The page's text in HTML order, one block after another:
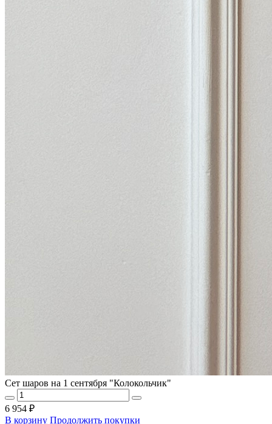
Сет шаров на 1 сентября "Колокольчик"
6 954 ₽
В корзину Продолжить покупки